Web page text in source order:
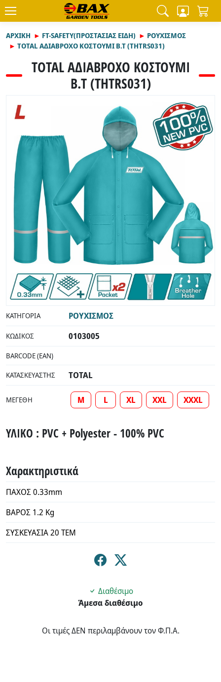
ΑΡΧΙΚΉ FT-SAFETY(ΠΡΟΣΤΑΣΙΑΣ ΕΙΔΗ)
ΡΟΥΧΙΣΜΟΣ
TOTAL ΑΔΙΑΒΡΟΧΟ ΚΟΣΤΟΥΜΙ Β.Τ (THTRS031)
TOTAL ΑΔΙΑΒΡΟΧΟ ΚΟΣΤΟΥΜΙ
Β.Τ (THTRS031)
ΚΑΤΗΓΟΡΊΑ ΡΟΥΧΙΣΜΟΣ
ΚΩΔΙΚΌΣ 0103005
BARCODE (EAN)
ΚΑΤΑΣΚΕΥΑΣΤΉΣ TOTAL
ΜΕΓΈΘΗ M L XL XXL XXXL
ΥΛΙΚΟ : PVC + Polyester - 100% PVC
Χαρακτηριστικά
ΠΑΧΟΣ 0.33mm
ΒΑΡΟΣ 1.2 Kg
ΣΥΣΚΕΥΑΣΙΑ 20 ΤΕΜ
Διαθέσιμο
Άμεσα διαθέσιμο
Οι τιμές ΔΕΝ περιλαμβάνουν τον Φ.Π.Α.